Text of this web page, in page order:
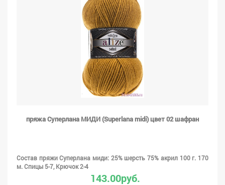
пряжа Суперлана МИДИ (Superlana midi) цвет 02 шафран
Состав пряжи Суперлана миди: 25% шерсть 75% акрил 100 г. 170
м. Спицы 5-7, Крючок 2-4
143.00руб.